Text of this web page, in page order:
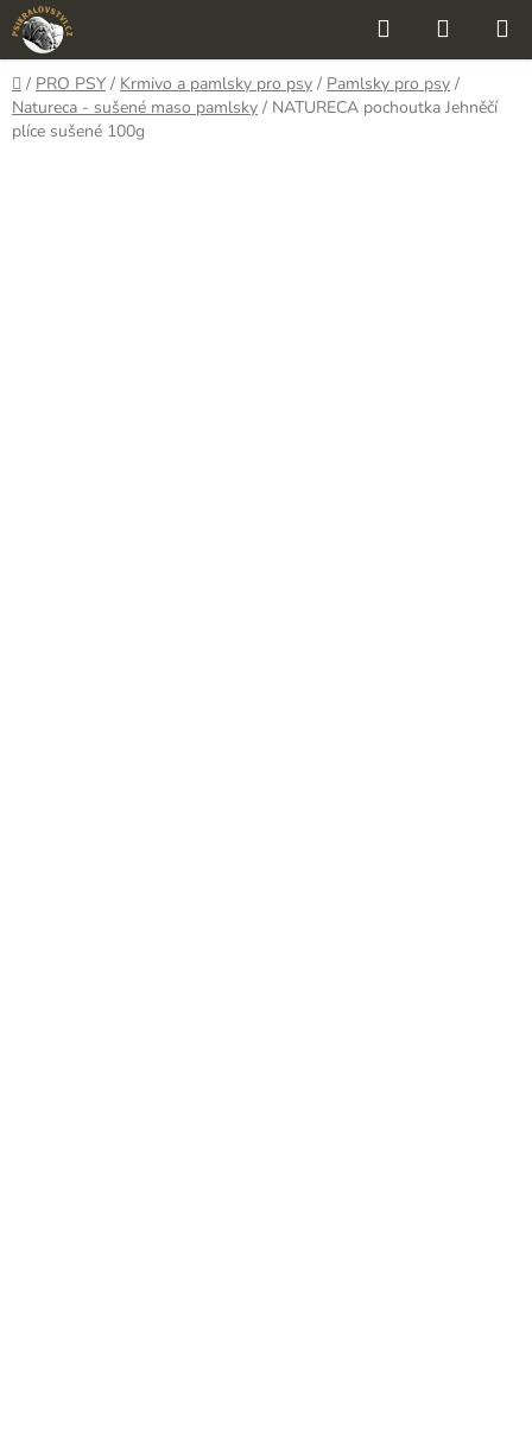
Přejít
na
obsah
Hledat
KOŠÍK
Domů
/ PRO PSY / Krmivo a pamlsky pro psy / Pamlsky pro psy /
Natureca - sušené maso pamlsky / NATURECA pochoutka Jehněčí
plíce sušené 100g